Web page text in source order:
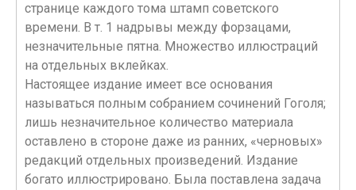
странице каждого тома штамп советского
времени. В т. 1 надрывы между форзацами,
незначительные пятна. Множество иллюстраций
на отдельных вклейках.
Настоящее издание имеет все основания
называться полным собранием сочинений Гоголя;
лишь незначительное количество материала
оставлено в стороне даже из ранних, «черновых»
редакций отдельных произведений. Издание
богато иллюстрировано. Была поставлена задача